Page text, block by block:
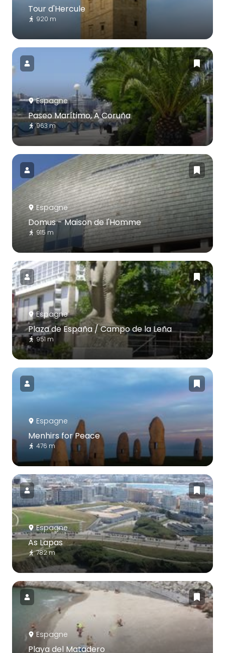
Tour d'Hercule
920 m
Espagne
Paseo Marítimo, A Coruña
963 m
Espagne
Domus - Maison de l'Homme
915 m
Espagne
Plaza de España / Campo de la Leña
951 m
Espagne
Menhirs for Peace
476 m
Espagne
As Lapas
782 m
Espagne
Playa del Matadero